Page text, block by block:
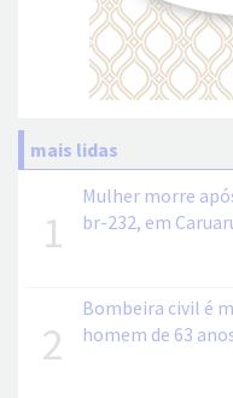
mais lidas
1
Mulher morre
br-232, em
2
Bombeira civil é
homem de 63